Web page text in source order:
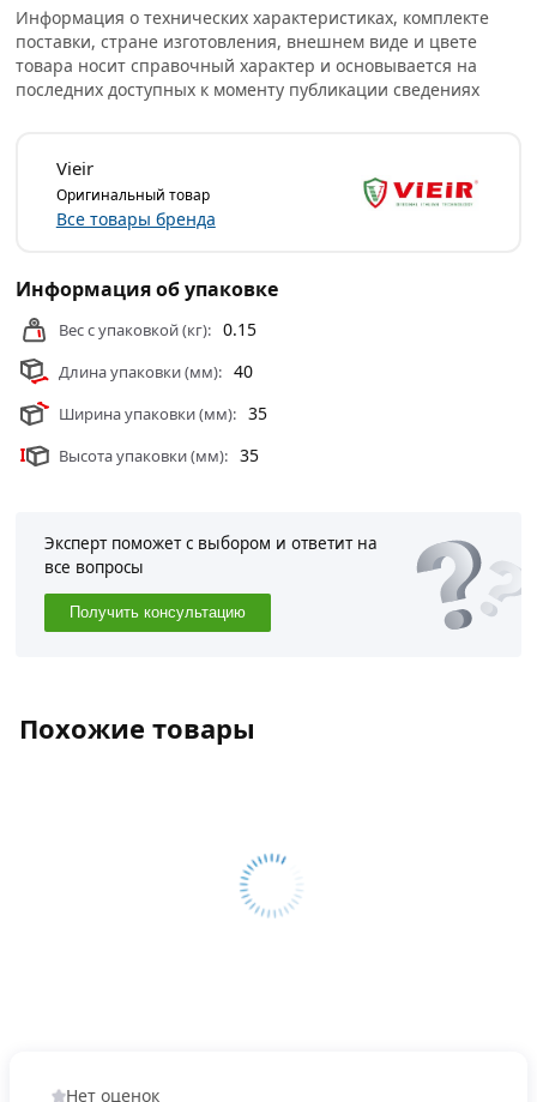
профессиональные менеджеры обработают заказ и
свяжутся с Вами для согласования условий доставки
или самовывоза.
обжимной 20 х 3/4" ВР (ц/г) из категории
металлопластиковых труб
действительны в Москве и
области.
Информация о технических характеристиках, комплекте
поставки, стране изготовления, внешнем виде и цвете
товара носит справочный характер и основывается на
последних доступных к моменту публикации сведениях
Vieir
Оригинальный товар
Все товары бренда
Информация об упаковке
Вес с упаковкой (кг): 0.15
Длина упаковки (мм): 40
Ширина упаковки (мм): 35
Высота упаковки (мм): 35
Эксперт поможет с выбором и ответит на
все вопросы
Получить консультацию
Похожие товары
Нет оценок